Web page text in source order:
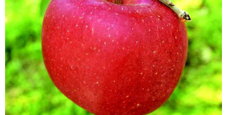
苗木の植え方 苗木の凍結
未来型高品質りんご栽培
ももの植え方
ブルーベリーの植え方
キウイフルーツの植え方
ぶどうの植え方
お知らせ
ブログ
会社概要